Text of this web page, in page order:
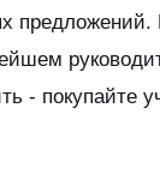
- покупайте